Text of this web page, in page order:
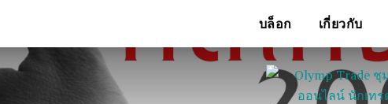
บล็อก เกี่ยวกับ